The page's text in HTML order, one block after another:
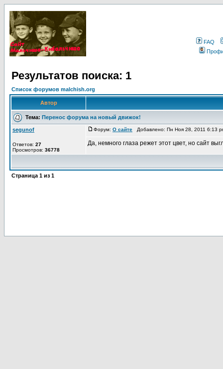
FAQ
Результатов поиска: 1
Список форумов malchish.org
Автор
Тема: Перенос форума на новый движок!
segunof
Ответов: 27
Просмотров: 36778
Форум: О сайте Добавлено: Пн Ноя 28, 2011 6:13
Да, немного глаза режет этот цвет, но сайт
Страница 1 из 1